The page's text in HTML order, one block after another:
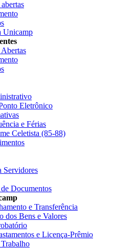
Unicamp
Eletrônico
e Férias
Celetista (85-88)
Servidores
Documentos
e Transferência
dos Bens e Valores
e Licença-Prêmio